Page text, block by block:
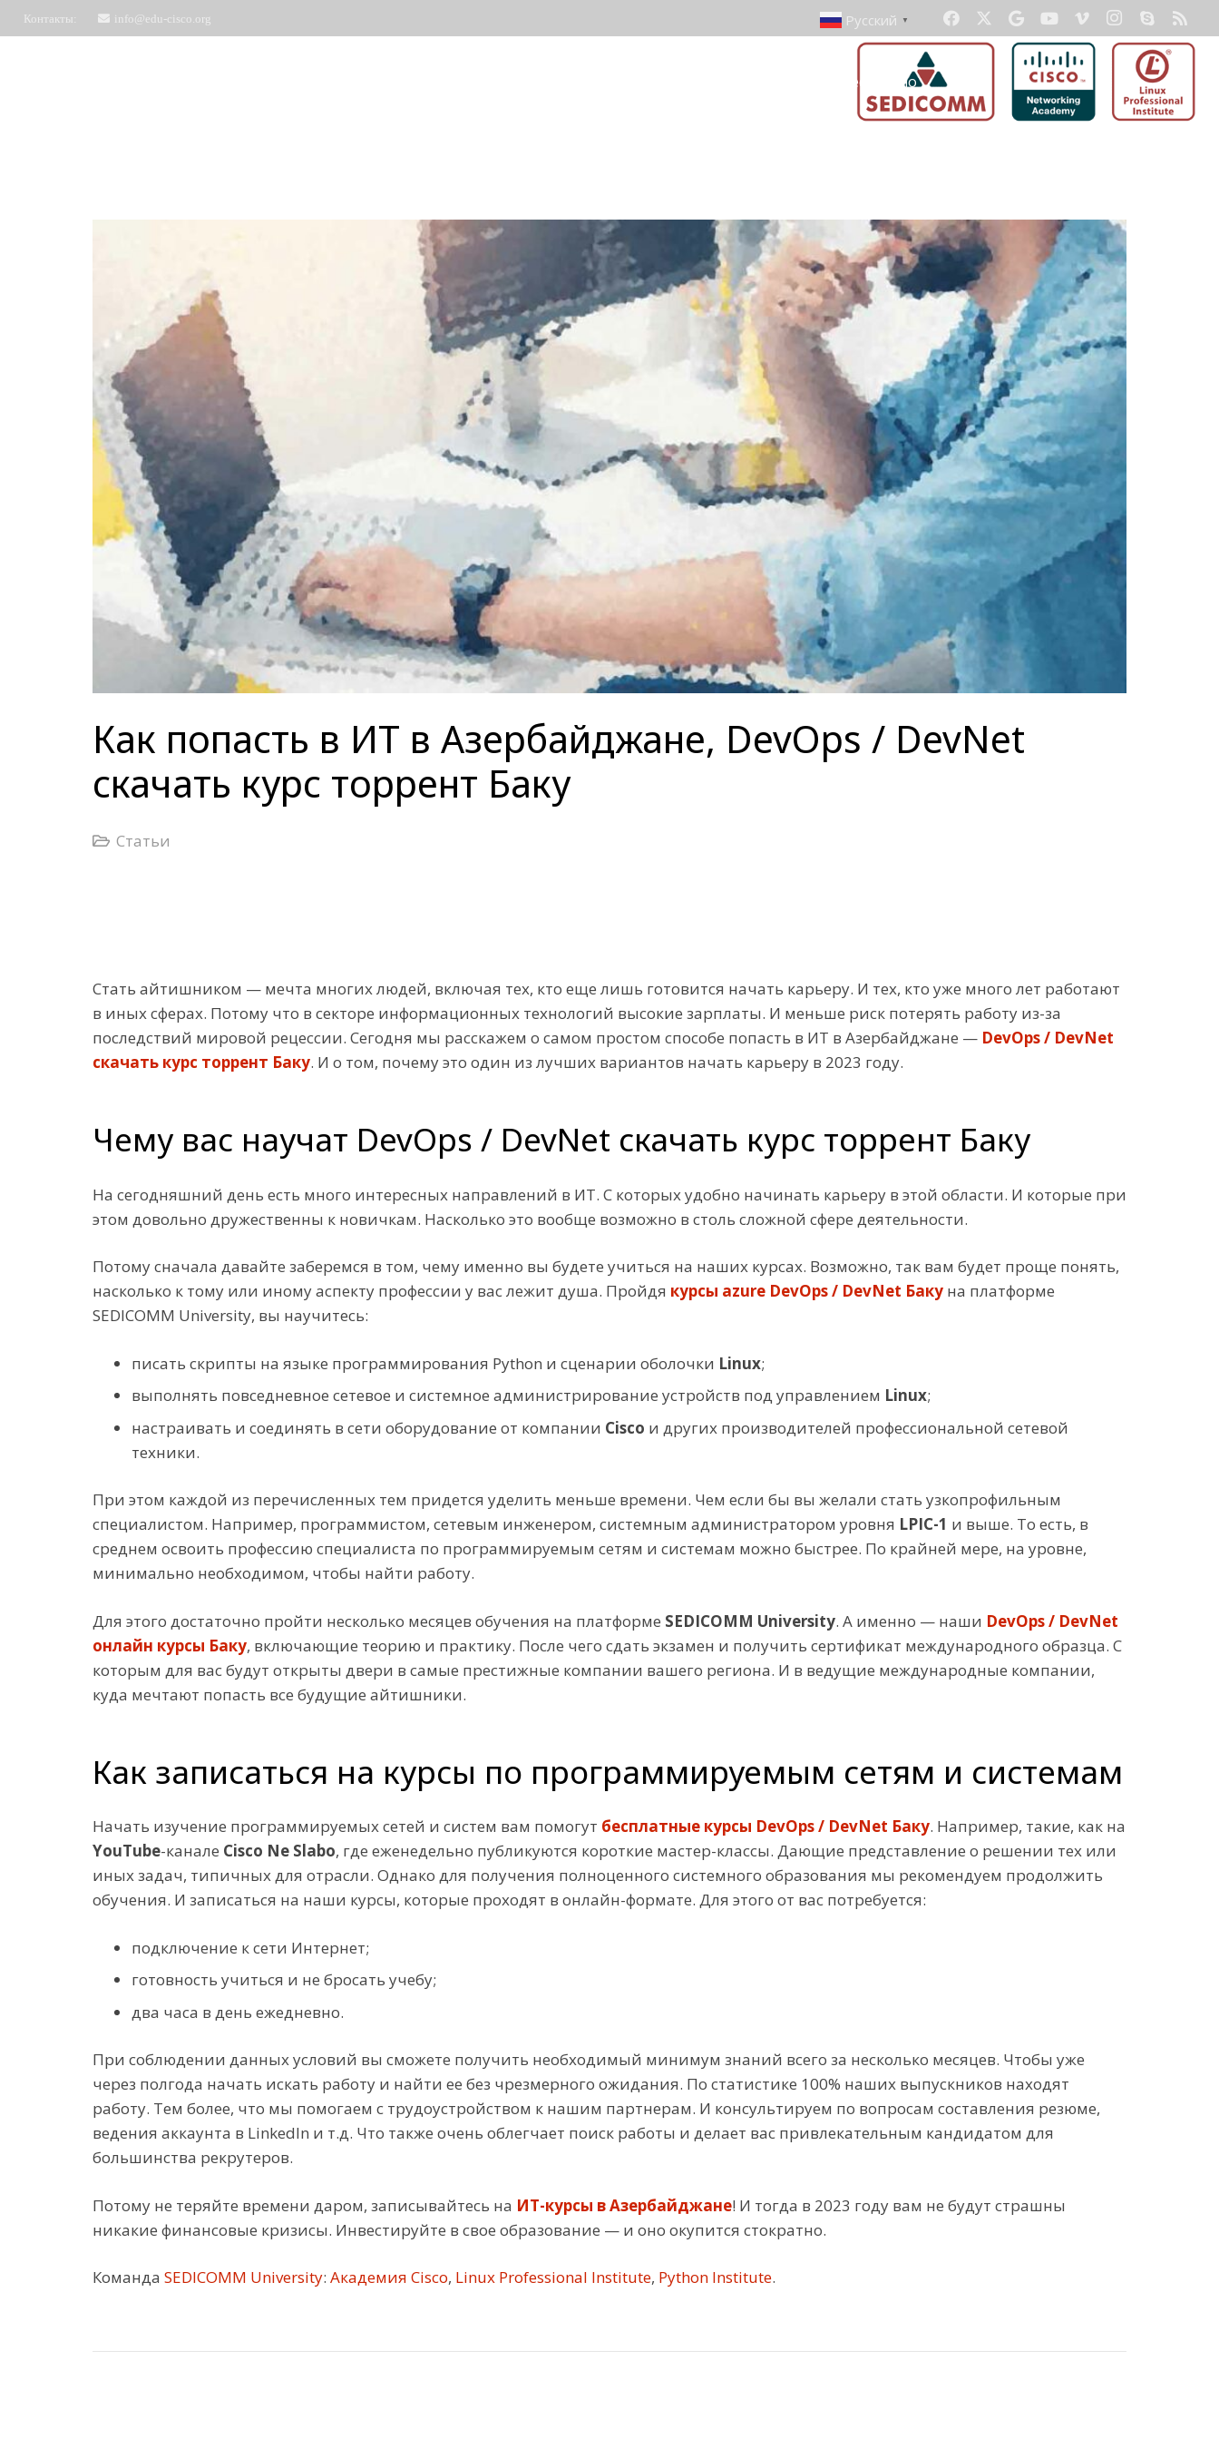
Контакты: info@edu-cisco.org Русский ▼
Попробовать бесплатно
Как попасть в ИТ в Азербайджане, DevOps / DevNet
скачать курс торрент Баку
Статьи
Стать айтишником — мечта многих людей, включая тех, кто еще лишь готовится начать карьеру. И тех, кто уже много лет работают
в иных сферах. Потому что в секторе информационных технологий высокие зарплаты. И меньше риск потерять работу из-за
последствий мировой рецессии. Сегодня мы расскажем о самом простом способе попасть в ИТ в Азербайджане — DevOps / DevNet
скачать курс торрент Баку. И о том, почему это один из лучших вариантов начать карьеру в 2023 году.
Чему вас научат DevOps / DevNet скачать курс торрент Баку
На сегодняшний день есть много интересных направлений в ИТ. С которых удобно начинать карьеру в этой области. И которые при
этом довольно дружественны к новичкам. Насколько это вообще возможно в столь сложной сфере деятельности.
Потому сначала давайте заберемся в том, чему именно вы будете учиться на наших курсах. Возможно, так вам будет проще понять,
насколько к тому или иному аспекту профессии у вас лежит душа. Пройдя курсы azure DevOps / DevNet Баку на платформе
SEDICOMM University, вы научитесь:
писать скрипты на языке программирования Python и сценарии оболочки Linux;
выполнять повседневное сетевое и системное администрирование устройств под управлением Linux;
настраивать и соединять в сети оборудование от компании Cisco и других производителей профессиональной сетевой
техники.
При этом каждой из перечисленных тем придется уделить меньше времени. Чем если бы вы желали стать узкопрофильным
специалистом. Например, программистом, сетевым инженером, системным администратором уровня LPIC-1 и выше. То есть, в
среднем освоить профессию специалиста по программируемым сетям и системам можно быстрее. По крайней мере, на уровне,
минимально необходимом, чтобы найти работу.
Для этого достаточно пройти несколько месяцев обучения на платформе SEDICOMM University. А именно — наши DevOps / DevNet
онлайн курсы Баку, включающие теорию и практику. После чего сдать экзамен и получить сертификат международного образца. С
которым для вас будут открыты двери в самые престижные компании вашего региона. И в ведущие международные компании,
куда мечтают попасть все будущие айтишники.
Как записаться на курсы по программируемым сетям и системам
Начать изучение программируемых сетей и систем вам помогут бесплатные курсы DevOps / DevNet Баку. Например, такие, как на
YouTube-канале Cisco Ne Slabo, где еженедельно публикуются короткие мастер-классы. Дающие представление о решении тех или
иных задач, типичных для отрасли. Однако для получения полноценного системного образования мы рекомендуем продолжить
обучения. И записаться на наши курсы, которые проходят в онлайн-формате. Для этого от вас потребуется:
подключение к сети Интернет;
готовность учиться и не бросать учебу;
два часа в день ежедневно.
При соблюдении данных условий вы сможете получить необходимый минимум знаний всего за несколько месяцев. Чтобы уже
через полгода начать искать работу и найти ее без чрезмерного ожидания. По статистике 100% наших выпускников находят
работу. Тем более, что мы помогаем с трудоустройством к нашим партнерам. И консультируем по вопросам составления резюме,
ведения аккаунта в LinkedIn и т.д. Что также очень облегчает поиск работы и делает вас привлекательным кандидатом для
большинства рекрутеров.
Потому не теряйте времени даром, записывайтесь на ИТ-курсы в Азербайджане! И тогда в 2023 году вам не будут страшны
никакие финансовые кризисы. Инвестируйте в свое образование — и оно окупится стократно.
Команда SEDICOMM University: Академия Cisco, Linux Professional Institute, Python Institute.